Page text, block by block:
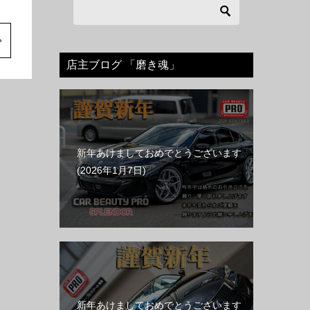
店主ブログ 「磨き魂」
新年あけましておめでとうございます
2026年1月7日
新年あけましておめでとうございます